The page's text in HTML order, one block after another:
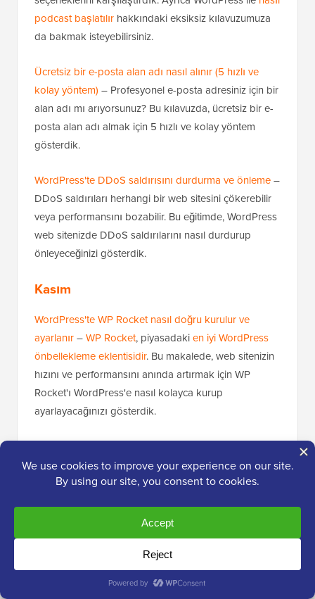
podcast başlatılır hakkındaki eksiksiz kılavuzumuza
da bakmak isteyebilirsiniz.
Ücretsiz bir e-posta alan adı nasıl alınır (5 hızlı ve
kolay yöntem) – Profesyonel e-posta adresiniz için bir
alan adı mı arıyorsunuz? Bu kılavuzda, ücretsiz bir e-
posta alan adı almak için 5 hızlı ve kolay yöntem
gösterdik.
WordPress'te DDoS saldırısını durdurma ve önleme–
DDoS saldırıları herhangi bir web sitesini çökerebilir
veya performansını bozabilir. Bu eğitimde, WordPress
web sitenizde DDoS saldırılarını nasıl durdurup
önleyeceğinizi gösterdik.
Kasım
WordPress'te WP Rocket nasıl doğru kurulur ve
ayarlanır–WP Rocket, piyasadakien iyi WordPress
önbellekleme eklentisidir. Bu makalede, web sitenizin
hızını ve performansını anında artırmak için WP
Rocket'ı WordPress'e nasıl kolayca kurup
ayarlayacağınızı gösterdik.
nasıl ayarlanır– Tipik bir WordPress web sitesi veya
WooCommerce mağazası, parola sıfırlama, müşteri
e-posta gönderir. Bu kılavuzda, tüm e-posta
etkinliklerini takip etmek için WordPress sitenizde veya
WooCommerce mağazanızda e-posta günlüklerini
nasıl kolayca tutacağınızı gösterdik.